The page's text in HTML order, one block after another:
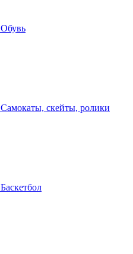
Обувь
Самокаты, скейты, ролики
Баскетбол